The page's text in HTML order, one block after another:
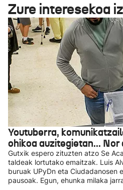
Zure interesekoa
Youtuberra,
ohikoa auzitegietan... Nor
Gutxik espero zituzten atzo Se
taldeak lortutako emaitzak. Luis
buruak UPyDn eta Ciudadanosen
pausoak. Egun, ehunka milaka